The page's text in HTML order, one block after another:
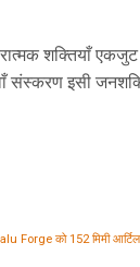
शक्तियाँ एकजुट
संस्करण इसी